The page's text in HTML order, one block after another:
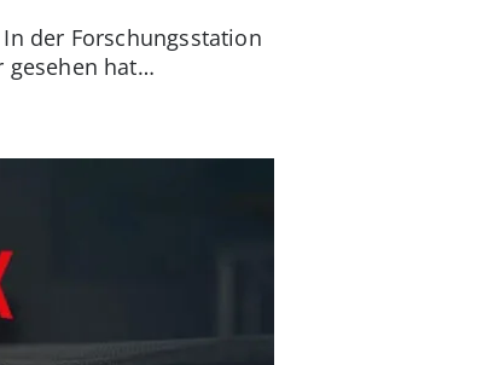
der Forschungsstation
gesehen hat…